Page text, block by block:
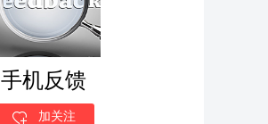
手机反馈
加关注